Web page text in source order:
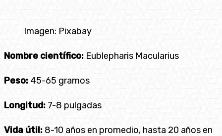
Imagen: Pixabay
Nombre científico: Eublepharis Macularius
Peso: 45-65 gramos
Longitud: 7-8 pulgadas
Vida útil: 8-10 años en promedio, hasta 20 años en